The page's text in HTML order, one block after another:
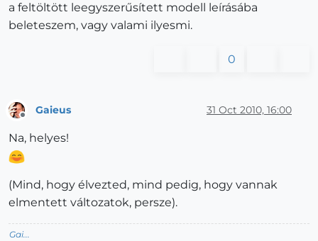
a feltöltött leegyszerűsített modell leírásába
beleteszem, vagy valami ilyesmi.
0
Gaieus 31 Oct 2010, 16:00
Na, helyes!
(Mind, hogy élvezted, mind pedig, hogy vannak
elmentett változatok, persze).
Gai...